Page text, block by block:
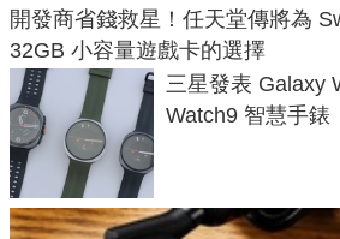
開發商省錢救星！任天堂傳將為
32GB 小容量遊戲卡的選擇
三星發表 Galaxy
Watch9 智慧手錶